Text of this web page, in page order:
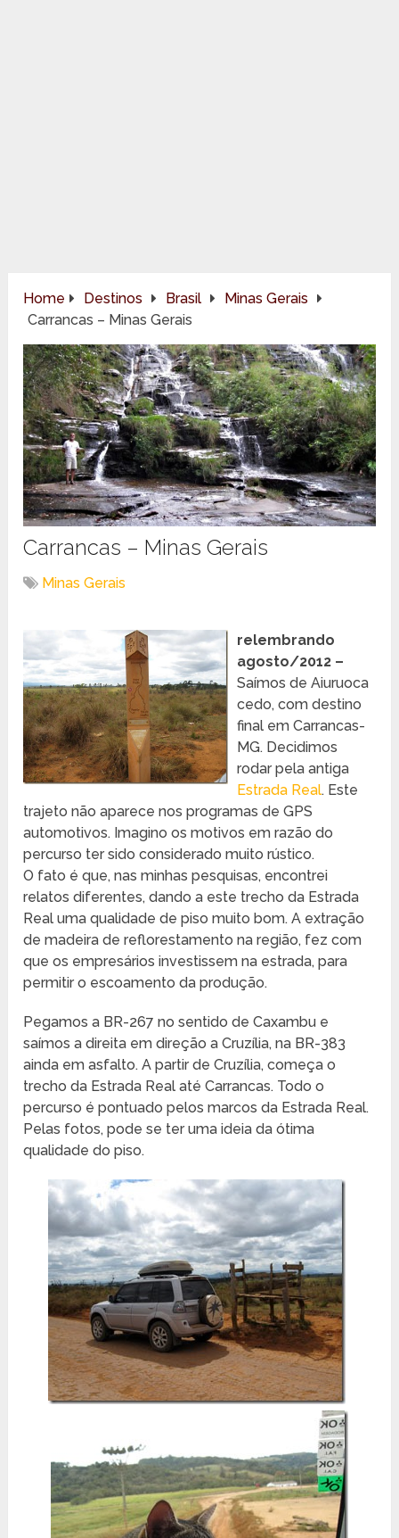
Home Destinos Brasil
Minas Gerais
Carrancas – Minas Gerais
Carrancas – Minas Gerais
Minas Gerais
relembrando
agosto/2012 –
Saímos de Aiuruoca
cedo, com destino
final em Carrancas-
MG. Decidimos
rodar pela antiga
Estrada Real. Este
trajeto não aparece nos programas de GPS
automotivos. Imagino os motivos em razão do
percurso ter sido considerado muito rústico.
O fato é que, nas minhas pesquisas, encontrei
relatos diferentes, dando a este trecho da Estrada
Real uma qualidade de piso muito bom. A extração
de madeira de reflorestamento na região, fez com
que os empresários investissem na estrada, para
permitir o escoamento da produção.
Pegamos a BR-267 no sentido de Caxambu e
saímos a direita em direção a Cruzília, na BR-383
ainda em asfalto. A partir de Cruzília, começa o
trecho da Estrada Real até Carrancas. Todo o
percurso é pontuado pelos marcos da Estrada Real.
Pelas fotos, pode se ter uma ideia da ótima
qualidade do piso.